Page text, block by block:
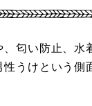
、匂い防止、
うけという側